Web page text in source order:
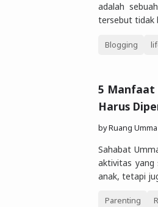
adalah
tersebut tidak
Blogging
5 Manfaat
Harus
byRuang Umma |
Sahabat
aktivitas yang
anak, tetapi
Parenting